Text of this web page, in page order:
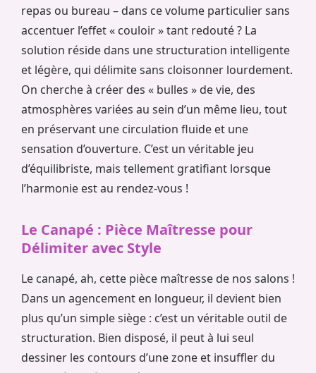
repas ou bureau – dans ce volume particulier sans
accentuer l’effet « couloir » tant redouté ? La
solution réside dans une structuration intelligente
et légère, qui délimite sans cloisonner lourdement.
On cherche à créer des « bulles » de vie, des
atmosphères variées au sein d’un même lieu, tout
en préservant une circulation fluide et une
sensation d’ouverture. C’est un véritable jeu
d’équilibriste, mais tellement gratifiant lorsque
l’harmonie est au rendez-vous !
Le Canapé : Pièce Maîtresse pour
Délimiter avec Style
Le canapé, ah, cette pièce maîtresse de nos salons !
Dans un agencement en longueur, il devient bien
plus qu’un simple siège : c’est un véritable outil de
structuration. Bien disposé, il peut à lui seul
dessiner les contours d’une zone et insuffler du